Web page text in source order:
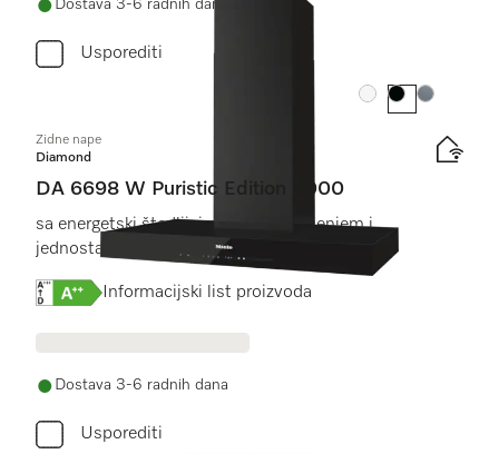
Dostava 3-6 radnih dana
Usporediti
Boja:Boja:Boja:
Zidne nape
Diamond
DA 6698 W Puristic Edition 6000
sa energetski štedljivim LED osvjetljenjem i
jednostavnim upravljanjem dodirom.
Online Label Flag, Energetska naljepnica
Informacijski list proizvoda
Dostava 3-6 radnih dana
Usporediti